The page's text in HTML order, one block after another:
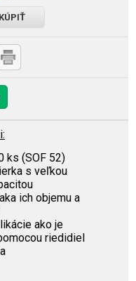
KÚPIŤ
ks (SOF 52)
s veľkou
ich objemu a
ako je
riedidiel